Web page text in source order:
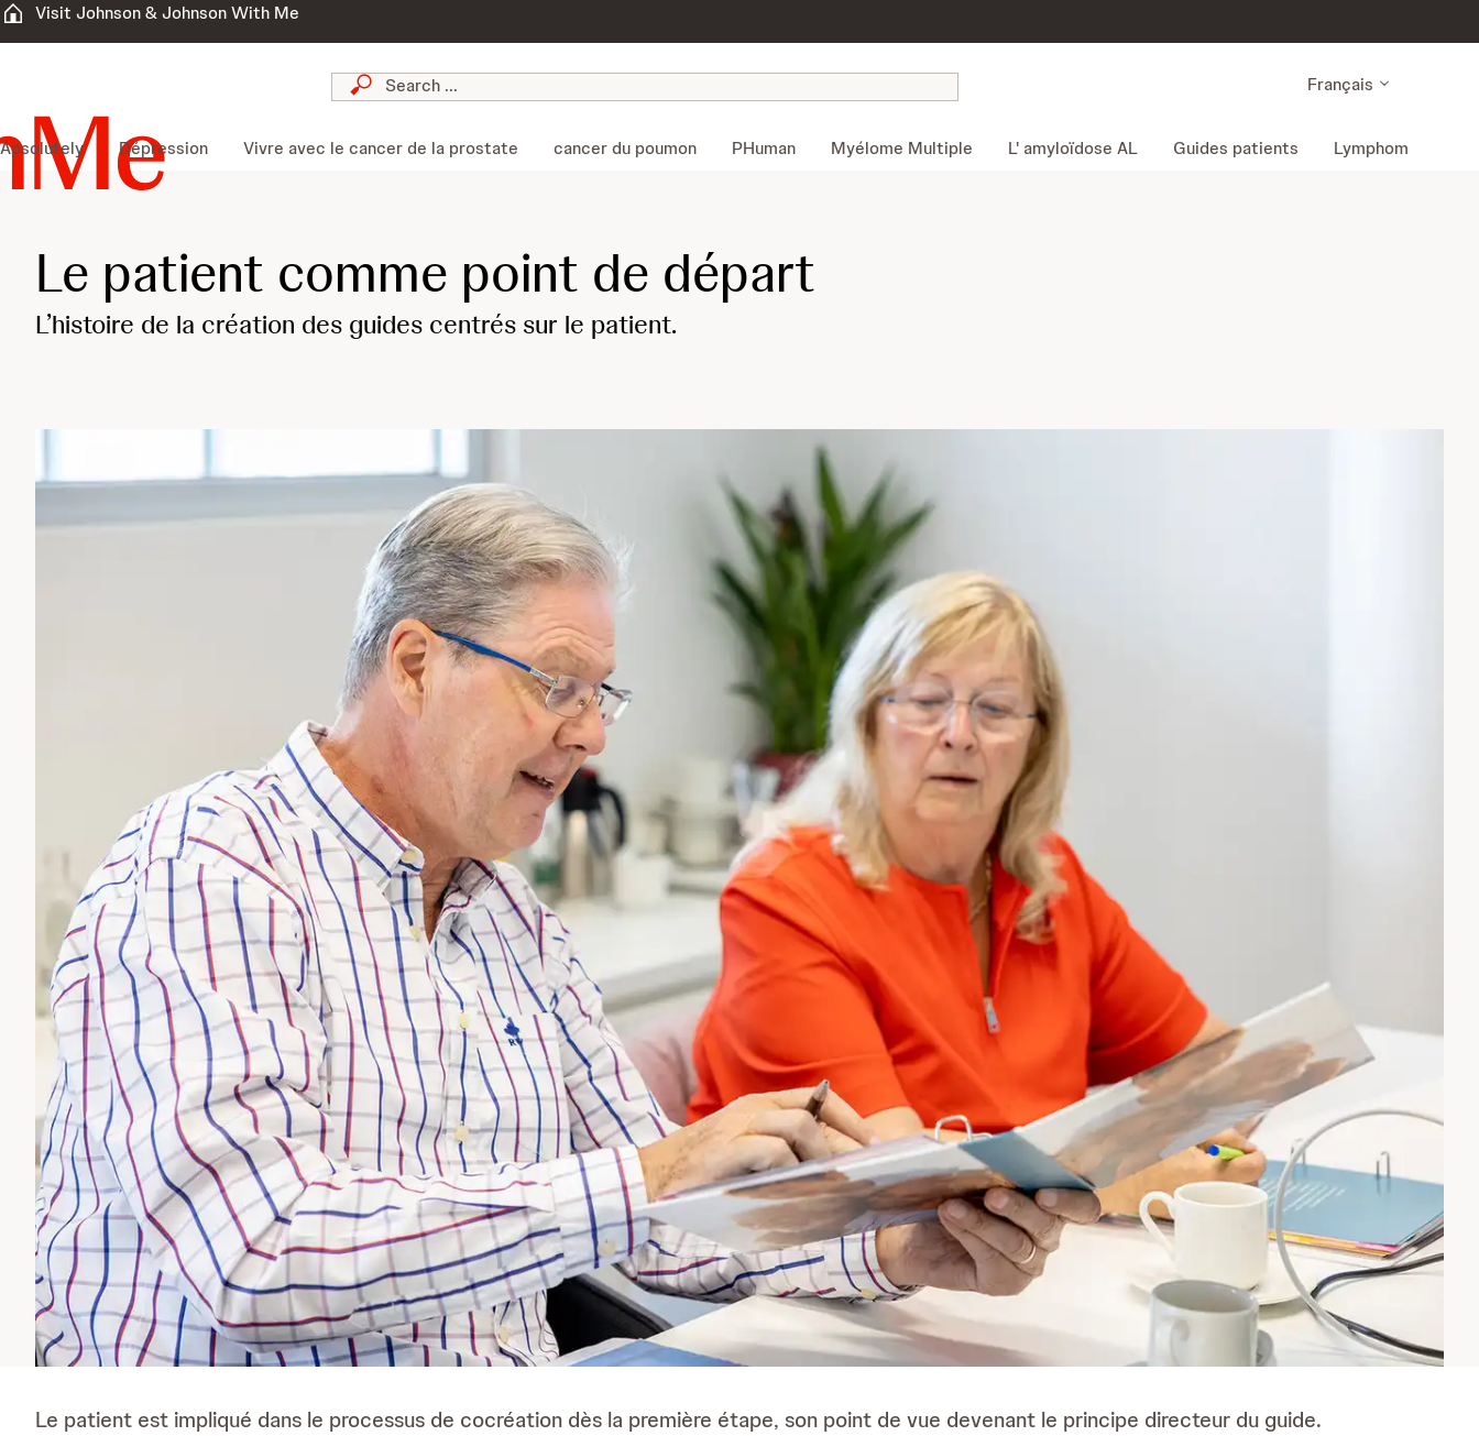
Visit Johnson & Johnson With Me
Français
Apsolutely Dépression Vivre avec le cancer de la prostate cancer du poumon PHuman Myélome Multiple L' amyloïdose AL Guides patients Lymphome à
Le patient comme point de départ
L’histoire de la création des guides centrés sur le patient.
Le patient est impliqué dans le processus de cocréation dès la première étape, son point de vue devenant le principe directeur du guide.